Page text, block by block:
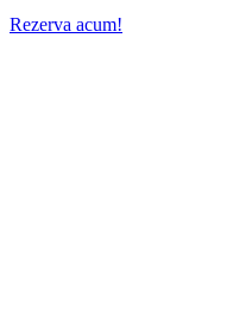
Rezerva acum!